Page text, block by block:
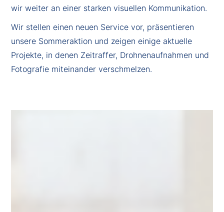
wir weiter an einer starken visuellen Kommunikation.
Wir stellen einen neuen Service vor, präsentieren
unsere Sommeraktion und zeigen einige aktuelle
Projekte, in denen Zeitraffer, Drohnenaufnahmen und
Fotografie miteinander verschmelzen.